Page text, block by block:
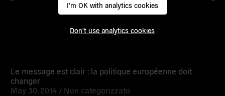
I'm OK with analytics cookies
Don't use analytics cookies
Le message est clair : la politique européenne doit
changer
May 30, 2014 / Non categorizzato